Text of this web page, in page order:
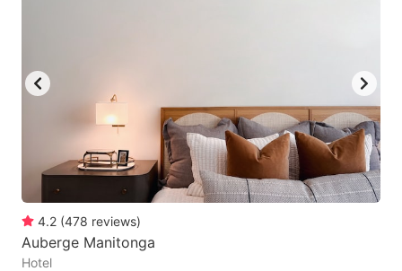
4.2 (478 reviews)
Auberge Manitonga
Hotel